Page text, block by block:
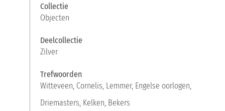
Collectie
Objecten
Deelcollectie
Zilver
Trefwoorden
Witteveen, Cornelis, Lemmer, Engelse oorlogen,
Driemasters, Kelken, Bekers